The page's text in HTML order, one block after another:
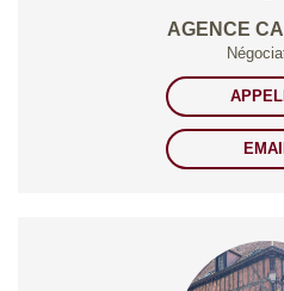
AGENCE